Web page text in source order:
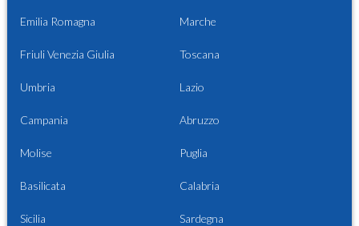
Emilia Romagna Marche
Friuli Venezia Giulia Toscana
Umbria Lazio
Campania Abruzzo
Molise Puglia
Basilicata Calabria
Sicilia Sardegna